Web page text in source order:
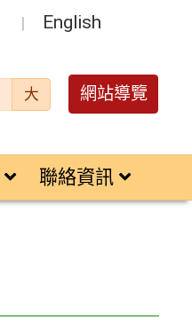
English
大 網站導覽
聯絡資訊